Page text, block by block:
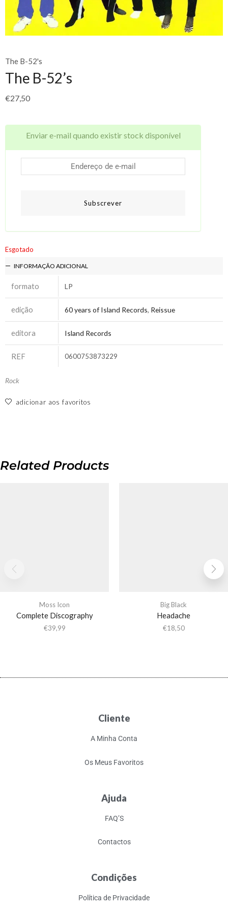
The B-52's
The B-52’s
€27,50
Enviar e-mail quando existir stock disponível
Subscrever
Esgotado
INFORMAÇÃO ADICIONAL
formato LP
edição 60 years of Island Records, Reissue
editora Island Records
REF 0600753873229
Rock
adicionar aos favoritos
Related Products
Moss Icon
Complete Discography
€39,99
Big Black
Headache
€18,50
Cliente
A Minha Conta
Os Meus Favoritos
Ajuda
FAQ’S
Contactos
Condições
Política de Privacidade